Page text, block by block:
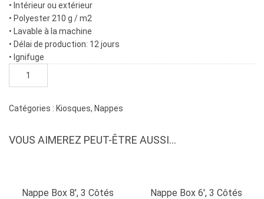
• Intérieur ou extérieur
• Polyester 210 g / m2
• Lavable à la machine
• Délai de production: 12 jours
• Ignifuge
box
3
Catégories : Kiosques, Nappes
VOUS AIMEREZ PEUT-ÊTRE AUSSI…
Nappe Box 8′, 3 Côtés Nappe Box 6′, 3 Côtés